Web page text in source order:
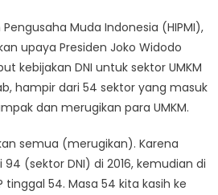
Muda Indonesia (HIPMI),
upaya Presiden Joko Widodo
kebijakan DNI untuk sektor UMKM
hampir dari 54 sektor yang masuk
dan merugikan para UMKM.
semua (merugikan). Karena
(sektor DNI) di 2016, kemudian di
54. Masa 54 kita kasih ke